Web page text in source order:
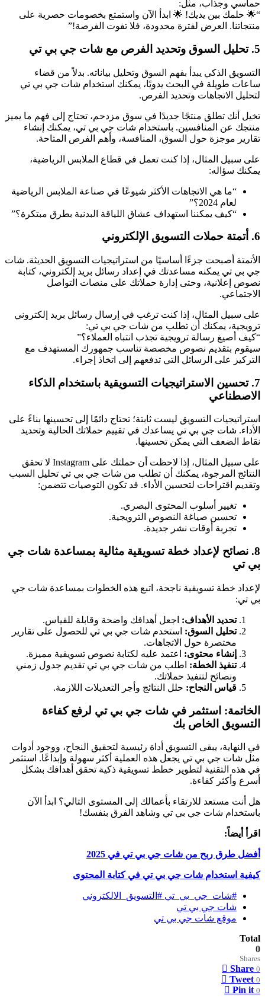
حماسي وجذاب، مثل:
“🌟 حلمك بين يديك! 🌟 ابدأ الآن واستمتع بخصومات حصرية على
منتجاتنا. العرض لفترة محدودة، فلا تفوت الفرصة!”
5. تحليل السوق وتحديد الفرص مع شات جي بي تي
التسويق الذكي يبدأ بفهم السوق وتحليل بياناته. بدلاً من قضاء
ساعات طويلة في البحث يدويًا، يمكنك استخدام شات جي بي تي
لتحليل الاتجاهات وتحديد الفرص.
تخيل أنك تطلق منتجًا جديدًا في سوق مزدحم، تحتاج إلى فهم ما يميز
منتجك عن المنافسين. باستخدام شات جي بي تي، يمكنك إنشاء
تقارير موجزة حول السوق، المنافسة، وأهم الفرص المتاحة.
على سبيل المثال، إذا كنت تعمل في قطاع الملابس الرياضية،
يمكنك سؤاله:
“ما هي الاتجاهات الأكثر شيوعًا في صناعة الملابس الرياضية
لعام 2024؟”
“كيف يمكننا استهداف عشاق اللياقة البدنية بطرق مبتكرة؟”
6. أتمتة حملات التسويق الإلكتروني
الأتمتة أصبحت جزءًا أساسيًا من استراتيجيات التسويق الحديثة. شات
جي بي تي يمكنه مساعدتك في إعداد رسائل بريد إلكتروني، كتابة
نصوص إعلانية، وحتى إدارة حملاتك على منصات التواصل
الاجتماعي.
على سبيل المثال، إذا كنت ترغب في إرسال رسائل بريد إلكتروني
ترويجية، يمكنك أن تطلب من شات جي بي تي:
“كيف أصيغ رسالة ترويجية تجذب انتباه العملاء؟”
سيقوم بتقديم نصوص مخصصة تناسب جمهورك المستهدف مع
التركيز على الرسائل التي تدفعهم إلى اتخاذ إجراء.
7. تحسين الاستراتيجيات التسويقية باستخدام الذكاء
الاصطناعي
استراتيجيات التسويق ليست ثابتة؛ تحتاج دائمًا إلى تحسينها بناءً على
الأداء. شات جي بي تي يساعدك في تقييم حملاتك الحالية وتحديد
نقاط الضعف التي يمكن تحسينها.
على سبيل المثال، إذا لاحظت أن حملتك على Instagram لا تحقق
النتائج المرجوة، يمكنك أن تطلب من شات جي بي تي تحليل السبب
وتقديم اقتراحات لتحسين الأداء. قد تكون التوصيات تتضمن:
تغيير أسلوب المحتوى البصري.
تحسين صياغة النصوص الترويجية.
تجربة أوقات نشر جديدة.
8. نصائح لإعداد خطة تسويقية مثالية بمساعدة شات جي
بي تي
لإعداد خطة تسويقية ناجحة، اتبع هذه الخطوات بمساعدة شات جي
بي تي:
تحديد الأهداف: اجعل أهدافك واضحة وقابلة للقياس.
تحليل السوق: استخدم شات جي بي تي للحصول على تقارير
مختصرة حول الاتجاهات.
إنشاء محتوى: اعتمد عليه لكتابة نصوص تسويقية مميزة.
تنفيذ الخطة: اطلب من شات جي بي تي تقديم جدول زمني
ونصائح لتنفيذ حملاتك.
قياس النجاح: حلل النتائج وأجر التعديلات اللازمة.
الخاتمة: استثمر في شات جي بي تي لرفع كفاءة
التسويق الخاص بك
في النهاية، يبقى التسويق أداة رئيسية لتحقيق النجاح، ووجود أدوات
مثل شات جي بي تي يجعل هذه العملية أكثر سهولة وإبداعًا. استثمر
في هذه التقنية لتطوير خطط تسويقية ذكية تحقق أهدافك بشكل
أسرع وأكثر كفاءة.
هل أنت مستعد للارتقاء بأعمالك إلى المستوى التالي؟ ابدأ الآن
باستخدام شات جي بي تي وشاهد الفرق بنفسك!
اقرأ أيضاً:
أفضل طرق ربح من شات جي بي تي في 2025
كيفية استخدام شات جي بي تي في كتابة المحتوى
#شات_جي_بي_تي #التسويق_الالكتروني
شات جي بي تي
موقع شات جي بي تي
Total
0
Shares
Share 0
Tweet 0
Pin it 0